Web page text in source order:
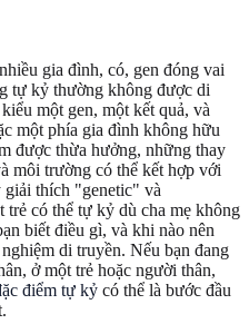
gia đình, có, gen đóng vai
tự kỷ thường không được di
một gen, một kết quả, và
một phía gia đình không hữu
được thừa hưởng, những thay
môi trường có thể kết hợp với
giải thích "genetic" và
có thể tự kỷ dù cha mẹ không
biết điều gì, và khi nào nên
di truyền. Nếu bạn đang
ở một trẻ hoặc người thân,
điểm tự kỷ có thể là bước đầu